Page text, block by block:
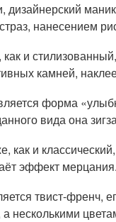
нанесением
и
камней,
форма
вида она
и
эффект мерцания.
твист-френч,
несколькими